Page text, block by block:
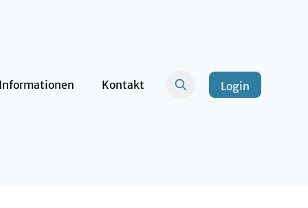
Informationen Kontakt Login